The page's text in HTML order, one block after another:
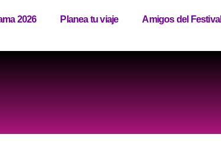
2026 Planea tu viaje Amigos del Festival